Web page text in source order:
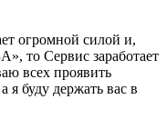
огромной силой и,
то Сервис заработает
всех проявить
я буду держать вас в